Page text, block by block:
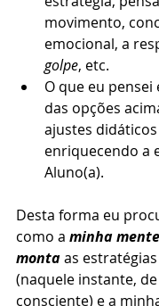
movimento,
emocional, a
golpe, etc.
O que eu pensei
das opções
ajustes
enriquecendo a
Aluno(a).
Desta forma eu
como a minha
monta as
(naquele instante,
consciente) e a